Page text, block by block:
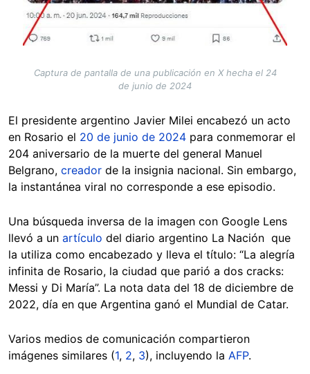
Captura de pantalla de una publicación en X hecha el 24
de junio de 2024
El presidente argentino Javier Milei encabezó un acto
en Rosario el 20 de junio de 2024 para conmemorar el
204 aniversario de la muerte del general Manuel
Belgrano, creador de la insignia nacional. Sin embargo,
la instantánea viral no corresponde a ese episodio.
Una búsqueda inversa de la imagen con Google Lens
llevó a un artículo del diario argentino La Nación que
la utiliza como encabezado y lleva el título: “La alegría
infinita de Rosario, la ciudad que parió a dos cracks:
Messi y Di María”. La nota data del 18 de diciembre de
2022, día en que Argentina ganó el Mundial de Catar.
Varios medios de comunicación compartieron
imágenes similares (1, 2, 3), incluyendo la AFP.